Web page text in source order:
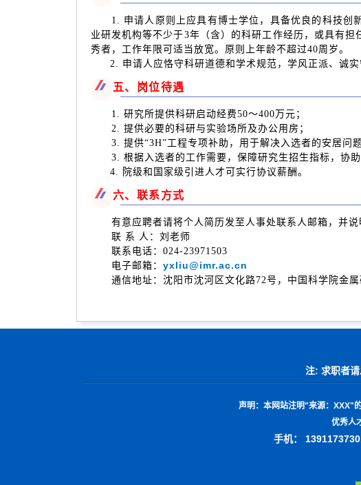
1. 申请人原则上应具有博士学位，具备优良的科技创新
业研发机构等不少于3年（含）的科研工作经历，或具有
秀者，工作年限可适当放宽。原则上年龄不超过40周岁。
2. 申请人应恪守科研道德和学术规范，学风正派、诚实
五、岗位待遇
1. 研究所提供科研启动经费50～400万元；
2. 提供必要的科研与实验场所及办公用房；
3. 提供“3H”工程专项补助，用于解决入选者的安居问题
3. 根据入选者的工作需要，保障研究生招生指标，协助
4. 院级和国家级引进人才可实行协议薪酬。
六、联系方式
有意应聘者请将个人简历发至人事处联系人邮箱，并说
联 系 人：刘老师
联系电话：024-23971503
电子邮箱： yxliu@imr.ac.cn
通信地址：沈阳市沈河区文化路72号，中国科学院金属
注: 求职者
声明： 本网站注明"来源： XXX"
优秀人才网
手机：